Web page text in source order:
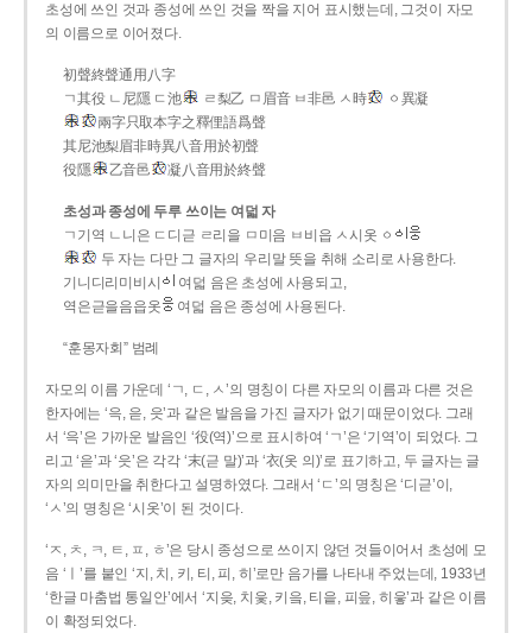
초성에 쓰인 것과 종성에 쓰인 것을 짝을 지어 표시했는데, 그것이 자모
의 이름으로 이어졌다.
初聲終聲通用八字
ㄱ其役 ㄴ尼隱 ㄷ池
ㄹ梨乙 ㅁ眉音 ㅂ非邑 ㅅ時
ㆁ異凝
兩字只取本字之釋俚語爲聲
其尼池梨眉非時異八音用於初聲
役隱
乙音邑 凝八音用於終聲
초성과 종성에 두루 쓰이는 여덟 자
ㄱ기역 ㄴ니은 ㄷ디귿 ㄹ리을 ㅁ미음 ㅂ비읍 ㅅ시옷 ㆁ
두 자는 다만 그 글자의 우리말 뜻을 취해 소리로 사용한다.
기니디리미비시
여덟 음은 초성에 사용되고,
역은귿을음읍옷
여덟 음은 종성에 사용된다.
“훈몽자회” 범례
자모의 이름 가운데 ‘ㄱ, ㄷ, ㅅ’의 명칭이 다른 자모의 이름과 다른 것은
한자에는 ‘윽, 읃, 읏’과 같은 발음을 가진 글자가 없기 때문이었다. 그래
서 ‘윽’은 가까운 발음인 ‘役(역)’으로 표시하여 ‘ㄱ’은 ‘기역’이 되었다. 그
리고 ‘읃’과 ‘읏’은 각각 ‘末(귿 말)’과 ‘衣(옷 의)’로 표기하고, 두 글자는 글
자의 의미만을 취한다고 설명하였다. 그래서 ‘ㄷ’의 명칭은 ‘디귿’이,
‘ㅅ’의 명칭은 ‘시옷’이 된 것이다.
‘ㅈ, ㅊ, ㅋ, ㅌ, ㅍ, ㅎ’은 당시 종성으로 쓰이지 않던 것들이어서 초성에 모
음 ‘ㅣ’를 붙인 ‘지, 치, 키, 티, 피, 히’로만 음가를 나타내 주었는데, 1933년
‘한글 마춤법 통일안’에서 ‘지읒, 치읓, 키읔, 티읕, 피읖, 히읗’과 같은 이름
이 확정되었다.